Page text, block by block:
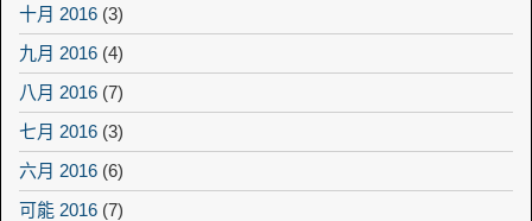
十月 2016 (3)
九月 2016 (4)
八月 2016 (7)
七月 2016 (3)
六月 2016 (6)
可能 2016 (7)